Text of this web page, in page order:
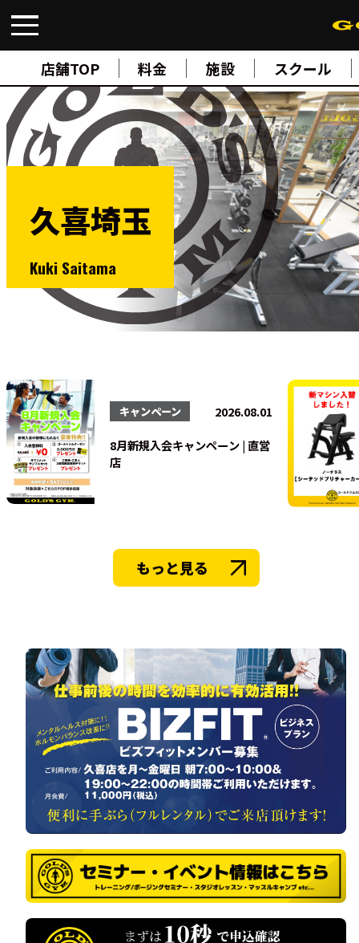
店舗TOP 料金 施設 スクール
FIND A GYM 店舗検索
ABOUT ゴールドジムについて
SUPPORTトレーニングサポート
SCHOOLスクール
STUDIO
JOINご入会について
NEWSニュース
SHOPオンラインストア
久喜埼玉
Kuki Saitama
キャンペーン 2026.08.01
8月新規入会キャンペーン | 直営
店
もっと見る